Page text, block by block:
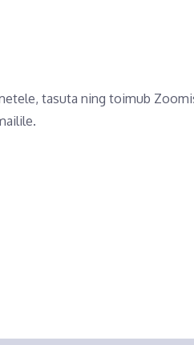
tasuta ning toimub